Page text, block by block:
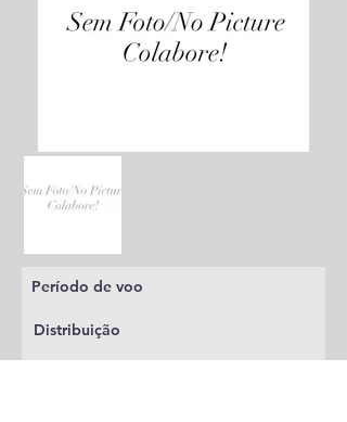
Período de voo
Distribuição